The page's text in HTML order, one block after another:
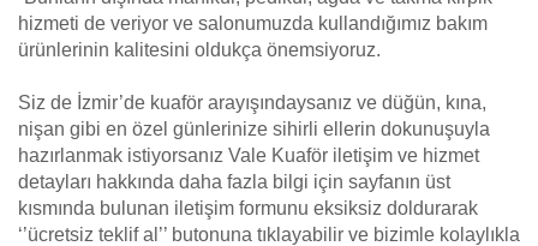
hizmeti de veriyor ve salonumuzda kullandığımız bakım
ürünlerinin kalitesini oldukça önemsiyoruz.
Siz de İzmir’de kuaför arayışındaysanız ve düğün, kına,
nişan gibi en özel günlerinize sihirli ellerin dokunuşuyla
hazırlanmak istiyorsanız Vale Kuaför iletişim ve hizmet
detayları hakkında daha fazla bilgi için sayfanın üst
kısmında bulunan iletişim formunu eksiksiz doldurarak
‘’ücretsiz teklif al’’ butonuna tıklayabilir ve bizimle kolaylıkla